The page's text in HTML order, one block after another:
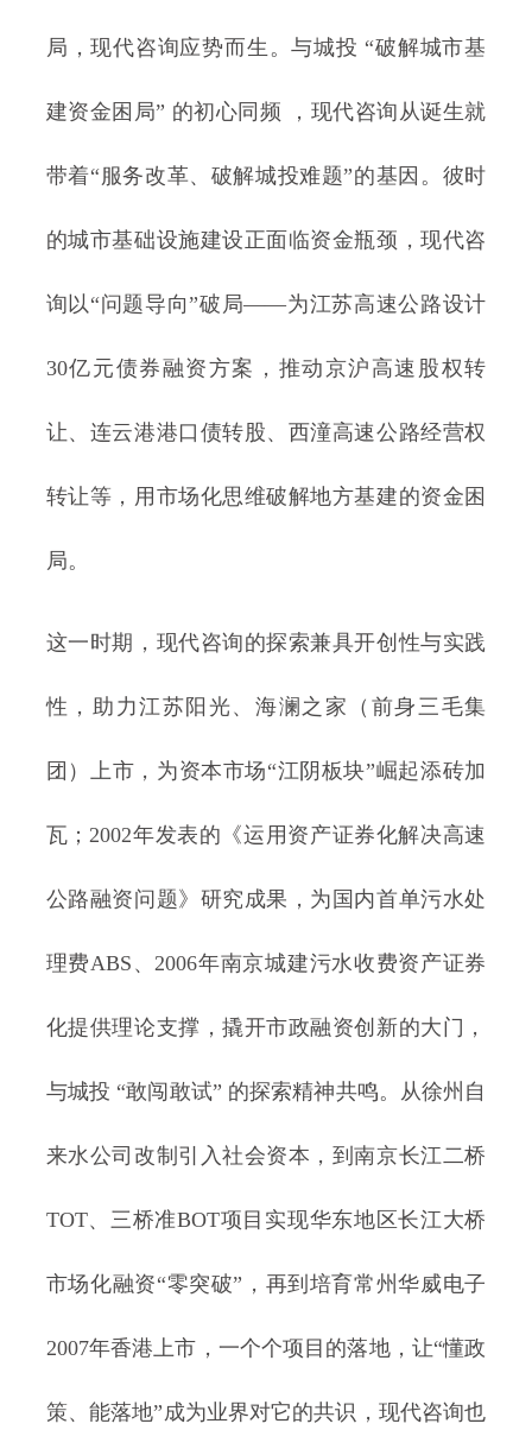
局，现代咨询应势而生。与城投 “破解城市基
建资金困局” 的初心同频 ，现代咨询从诞生就
带着“服务改革、破解城投难题”的基因。彼时
的城市基础设施建设正面临资金瓶颈，现代咨
询以“问题导向”破局——为江苏高速公路设计
30亿元债券融资方案，推动京沪高速股权转
让、连云港港口债转股、西潼高速公路经营权
转让等，用市场化思维破解地方基建的资金困
局。
这一时期，现代咨询的探索兼具开创性与实践
性，助力江苏阳光、海澜之家（前身三毛集
团）上市，为资本市场“江阴板块”崛起添砖加
瓦；2002年发表的《运用资产证券化解决高速
公路融资问题》研究成果，为国内首单污水处
理费ABS、2006年南京城建污水收费资产证券
化提供理论支撑，撬开市政融资创新的大门，
与城投 “敢闯敢试” 的探索精神共鸣。从徐州自
来水公司改制引入社会资本，到南京长江二桥
TOT、三桥准BOT项目实现华东地区长江大桥
市场化融资“零突破”，再到培育常州华威电子
2007年香港上市，一个个项目的落地，让“懂政
策、能落地”成为业界对它的共识，现代咨询也